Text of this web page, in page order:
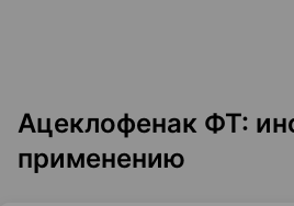
Ацеклофенак ФТ:
применению